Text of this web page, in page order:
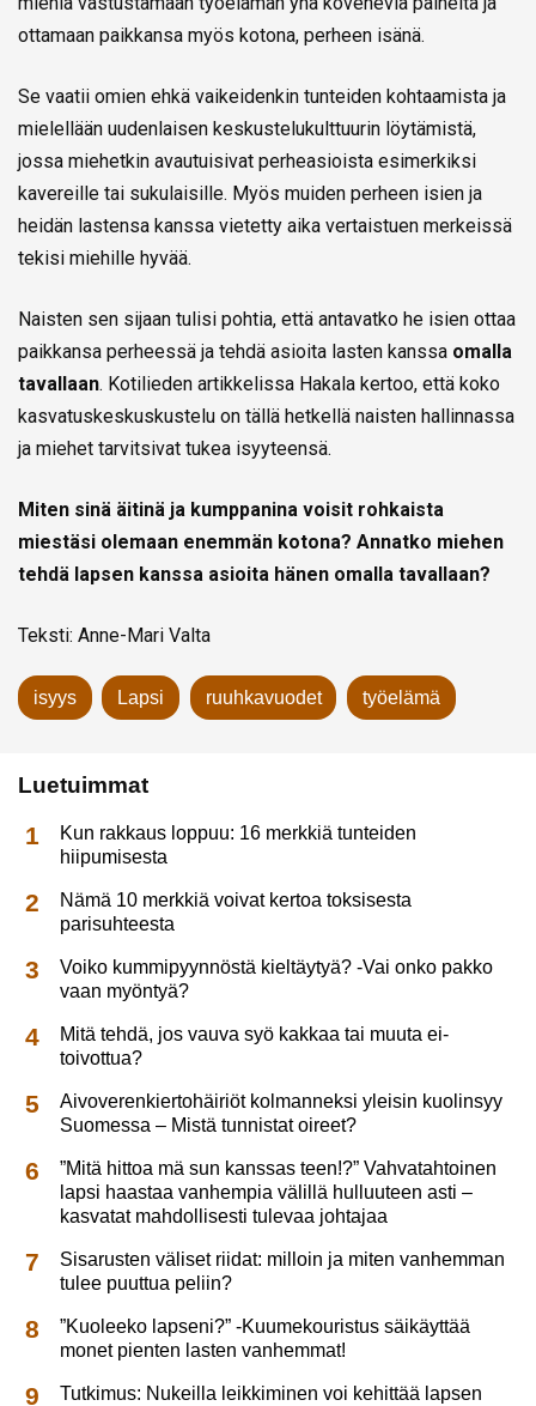
ottamaan paikkansa myös kotona, perheen isänä.
Se vaatii omien ehkä vaikeidenkin tunteiden kohtaamista ja
mielellään uudenlaisen keskustelukulttuurin löytämistä,
jossa miehetkin avautuisivat perheasioista esimerkiksi
kavereille tai sukulaisille. Myös muiden perheen isien ja
heidän lastensa kanssa vietetty aika vertaistuen merkeissä
tekisi miehille hyvää.
Naisten sen sijaan tulisi pohtia, että antavatko he isien ottaa
paikkansa perheessä ja tehdä asioita lasten kanssa omalla
tavallaan. Kotilieden artikkelissa Hakala kertoo, että koko
kasvatuskeskuskustelu on tällä hetkellä naisten hallinnassa
ja miehet tarvitsivat tukea isyyteensä.
Miten sinä äitinä ja kumppanina voisit rohkaista
miestäsi olemaan enemmän kotona? Annatko miehen
tehdä lapsen kanssa asioita hänen omalla tavallaan?
Teksti: Anne-Mari Valta
isyys Lapsi ruuhkavuodet työelämä
Luetuimmat
Kun rakkaus loppuu: 16 merkkiä tunteiden
hiipumisesta
Nämä 10 merkkiä voivat kertoa toksisesta
parisuhteesta
Voiko kummipyynnöstä kieltäytyä? -Vai onko pakko
vaan myöntyä?
Mitä tehdä, jos vauva syö kakkaa tai muuta ei-
toivottua?
Aivoverenkiertohäiriöt kolmanneksi yleisin kuolinsyy
Suomessa – Mistä tunnistat oireet?
”Mitä hittoa mä sun kanssas teen!?” Vahvatahtoinen
lapsi haastaa vanhempia välillä hulluuteen asti –
kasvatat mahdollisesti tulevaa johtajaa
Sisarusten väliset riidat: milloin ja miten vanhemman
tulee puuttua peliin?
”Kuoleeko lapseni?” -Kuumekouristus säikäyttää
monet pienten lasten vanhemmat!
Tutkimus: Nukeilla leikkiminen voi kehittää lapsen